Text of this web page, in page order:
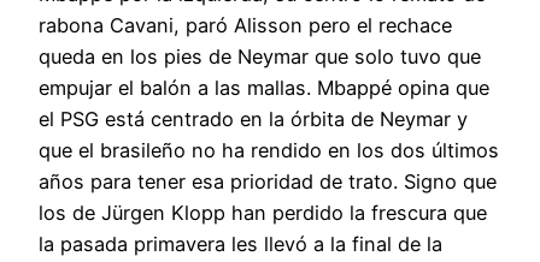
rabona Cavani, paró Alisson pero el rechace
queda en los pies de Neymar que solo tuvo que
empujar el balón a las mallas. Mbappé opina que
el PSG está centrado en la órbita de Neymar y
que el brasileño no ha rendido en los dos últimos
años para tener esa prioridad de trato. Signo que
los de Jürgen Klopp han perdido la frescura que
la pasada primavera les llevó a la final de la